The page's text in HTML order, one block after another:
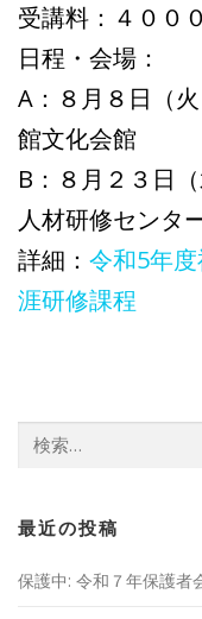
受講料：４００
日程・会場：
A：８月８日（
館文化会館
B：８月２３日
人材研修センタ
詳細： 令和5年
涯研修課程
索:
最近の投稿
保護中: 令和７年保護者